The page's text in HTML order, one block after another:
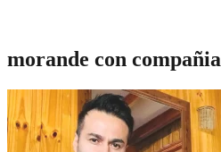
morande con compañia